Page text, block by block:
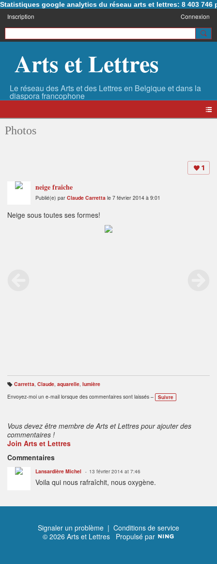
Statistiques google analytics du réseau arts et lettres: 8 403 746
Inscription Connexion
Arts et Lettres
Photos
1
neige fraîche
Publié(e) par Claude Carretta le 7 février 2014 à 9:01
Neige sous toutes ses formes!
B
ali
s
Carretta, Claude, aquarelle, lumière
Envoyez-moi un e-mail lorsque des commentaires sont laissés –
Suivre
Vous devez être membre de Arts et Lettres pour ajouter des
commentaires !
Join Arts et Lettres
Commentaires
Lansardière Michel 13 février 2014 at 7:46
Voila qui nous rafraîchit, nous oxygène.
Signaler un problème | Conditions de service
© 2026 Arts et Lettres Propulsé par